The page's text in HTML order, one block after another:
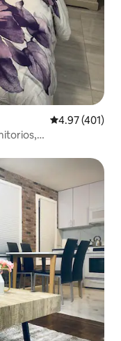
Calificación
4.97 (401)